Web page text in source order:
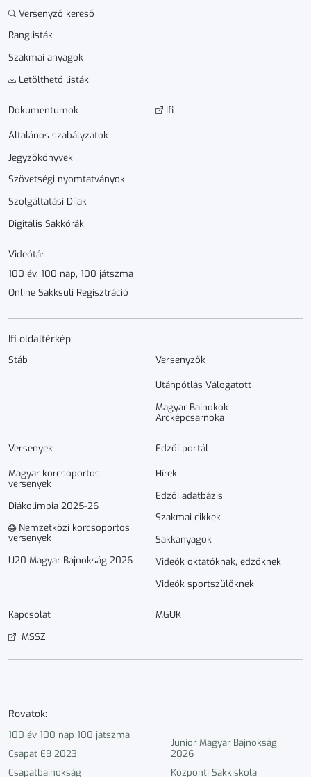
Versenyző kereső
Ranglisták
Szakmai anyagok
Letölthető listák
Dokumen­­tumok
Általános szabályzatok
Jegyzőkönyvek
Szövetségi nyomtatványok
Szolgáltatási Díjak
Digitális Sakkórák
Ifi
Videótár
100 év, 100 nap, 100 játszma
Online Sakksuli Regisztráció
Ifi oldaltérkép:
Stáb Versenyzők
Utánpótlás Válogatott
Magyar Bajnokok
Arcképcsarnoka
Versenyek
Magyar korcsoportos
versenyek
Diákolimpia 2025-26
Nemzetközi korcsoportos
versenyek
U20 Magyar Bajnokság 2026
Edzői portál
Hírek
Edzői adatbázis
Szakmai cikkek
Sakkanyagok
Videók oktatóknak, edzőknek
Videók sportszülőknek
Kapcsolat
MGUK
MSSZ
Rovatok:
100 év 100 nap 100 játszma
Csapat EB 2023
Csapatbajnokság
Junior Magyar Bajnokság
2026
Központi Sakkiskola